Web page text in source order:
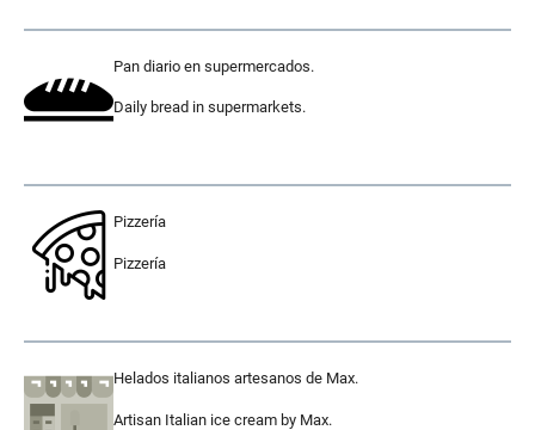
Pan diario en supermercados.
Daily bread in supermarkets.
Pizzería
Pizzería
Helados italianos artesanos de Max.
Artisan Italian ice cream by Max.